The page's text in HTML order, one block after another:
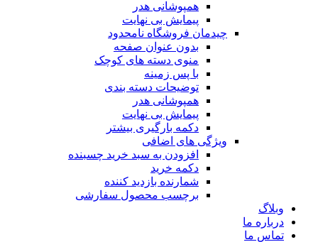
همپوشانی هدر
پیمایش بی نهایت
چیدمان فروشگاه نامحدود
بدون عنوان صفحه
منوی دسته های کوچک
با پس زمینه
توضیحات دسته بندی
همپوشانی هدر
پیمایش بی نهایت
دکمه بارگیری بیشتر
ویژگی های اضافی
افزودن به سبد خرید چسبنده
دکمه خرید
شمارنده بازدید کننده
برچسب محصول سفارشی
وبلاگ
درباره ما
تماس ما